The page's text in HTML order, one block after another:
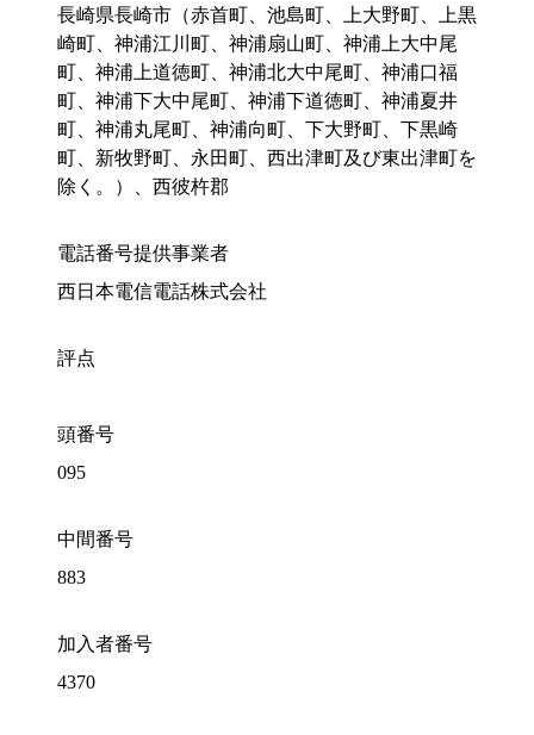
長崎県長崎市（赤首町、池島町、上大野町、上黒
崎町、神浦江川町、神浦扇山町、神浦上大中尾
町、神浦上道徳町、神浦北大中尾町、神浦口福
町、神浦下大中尾町、神浦下道徳町、神浦夏井
町、神浦丸尾町、神浦向町、下大野町、下黒崎
町、新牧野町、永田町、西出津町及び東出津町を
除く。）、西彼杵郡
電話番号提供事業者
西日本電信電話株式会社
評点
頭番号
095
中間番号
883
加入者番号
4370